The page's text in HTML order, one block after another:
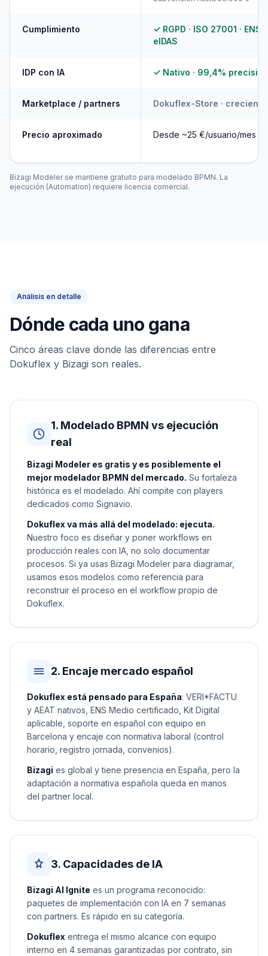
Cumplimiento
✓ RGPD · ISO 27001 · ENS
eIDAS
IDP con IA ✓ Nativo · 99,4% precisión
Marketplace / partners Dokuflex-Store ·
Precio aproximado Desde ~25 €/usuario/mes
Bizagi Modeler se mantiene gratuito para modelado BPMN. La
ejecución (Automation) requiere licencia comercial.
Análisis en detalle
Dónde cada uno gana
Cinco áreas clave donde las diferencias entre
Dokuflex y Bizagi son reales.
1. Modelado BPMN vs ejecución
real
Bizagi Modeler es gratis y es posiblemente el
mejor modelador BPMN del mercado. Su fortaleza
histórica es el modelado. Ahí compite con players
dedicados como Signavio.
Dokuflex va más allá del modelado: ejecuta.
Nuestro foco es diseñar y poner workflows en
producción reales con IA, no solo documentar
procesos. Si ya usas Bizagi Modeler para diagramar,
usamos esos modelos como referencia para
reconstruir el proceso en el workflow propio de
Dokuflex.
2. Encaje mercado español
Dokuflex está pensado para España: VERI*FACTU
y AEAT nativos, ENS Medio certificado, Kit Digital
aplicable, soporte en español con equipo en
Barcelona y encaje con normativa laboral (control
horario, registro jornada, convenios).
Bizagi es global y tiene presencia en España, pero la
adaptación a normativa española queda en manos
del partner local.
3. Capacidades de IA
Bizagi AI Ignite es un programa reconocido:
paquetes de implementación con IA en 7 semanas
con partners. Es rápido en su categoría.
Dokuflex entrega el mismo alcance con equipo
interno en 4 semanas garantizadas por contrato, sin